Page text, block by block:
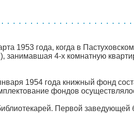
1953 года, когда в
занимавшая 4-х комнатную
1954 года книжный фонд
фондов
Первой